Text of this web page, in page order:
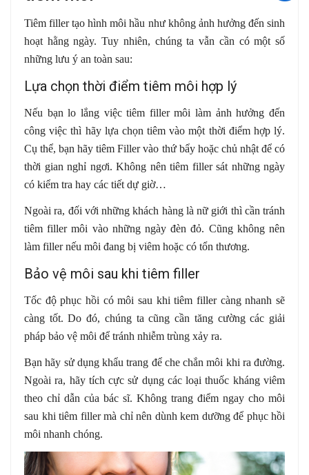
Tiêm filler tạo hình môi hầu như không ảnh hưởng đến sinh
hoạt hằng ngày. Tuy nhiên, chúng ta vẫn cần có một số
những lưu ý an toàn sau:
Lựa chọn thời điểm tiêm môi hợp lý
Nếu bạn lo lắng việc tiêm filler môi làm ảnh hưởng đến
công việc thì hãy lựa chọn tiêm vào một thời điểm hợp lý.
Cụ thể, bạn hãy tiêm Filler vào thứ bẩy hoặc chủ nhật để có
thời gian nghỉ ngơi. Không nên tiêm filler sát những ngày
có kiểm tra hay các tiết dự giờ…
Ngoài ra, đối với những khách hàng là nữ giới thì cần tránh
tiêm filler môi vào những ngày đèn đỏ. Cũng không nên
làm filler nếu môi đang bị viêm hoặc có tổn thương.
Bảo vệ môi sau khi tiêm filler
Tốc độ phục hồi có môi sau khi tiêm filler càng nhanh sẽ
càng tốt. Do đó, chúng ta cũng cần tăng cường các giải
pháp bảo vệ môi để tránh nhiễm trùng xảy ra.
Bạn hãy sử dụng khẩu trang để che chắn môi khi ra đường.
Ngoài ra, hãy tích cực sử dụng các loại thuốc kháng viêm
theo chỉ dẫn của bác sĩ. Không trang điểm ngay cho môi
sau khi tiêm filler mà chỉ nên dùnh kem dưỡng để phục hồi
môi nhanh chóng.